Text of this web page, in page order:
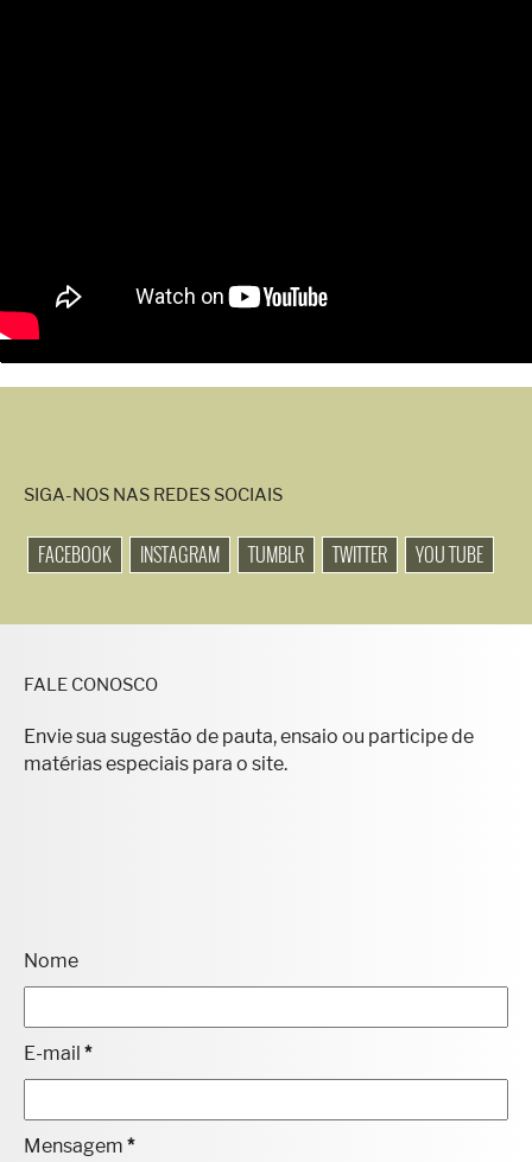
SIGA-NOS NAS REDES SOCIAIS
FACEBOOK INSTAGRAM TUMBLR TWITTER YOU TUBE
FALE CONOSCO
Envie sua sugestão de pauta, ensaio ou participe de
matérias especiais para o site.
Nome
E-mail *
Mensagem *